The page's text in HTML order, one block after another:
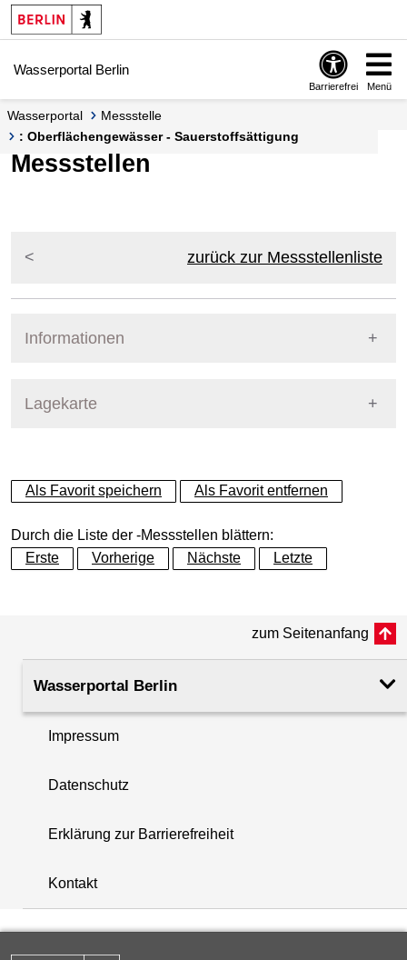
Springe zur Navigation
Springe zum Inhalt
Wasserportal Berlin
Barrierefrei Menü
Wasserportal
Messstelle
: Oberflächengewässer - Sauerstoffsättigung
Messstellen
zurück zur Messstellenliste
Informationen
Lagekarte
+
−
+
−
Als Favorit speichern Als Favorit entfernen
Durch die Liste der -Messstellen blättern:
Erste
Vorherige Nächste Letzte
zum Seitenanfang
Wasserportal Berlin
Impressum
Datenschutz
Erklärung zur Barrierefreiheit
Kontakt